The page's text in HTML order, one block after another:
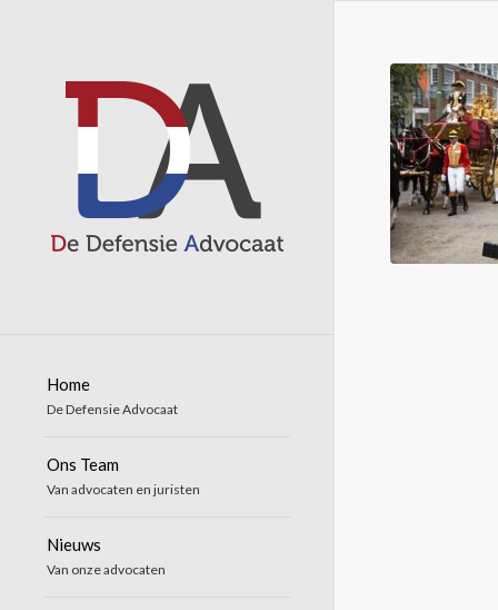
Home
De Defensie Advocaat
Ons Team
Van advocaten en juristen
Nieuws
Van onze advocaten